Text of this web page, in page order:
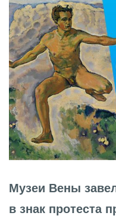
Музеи Вены
в знак протеста